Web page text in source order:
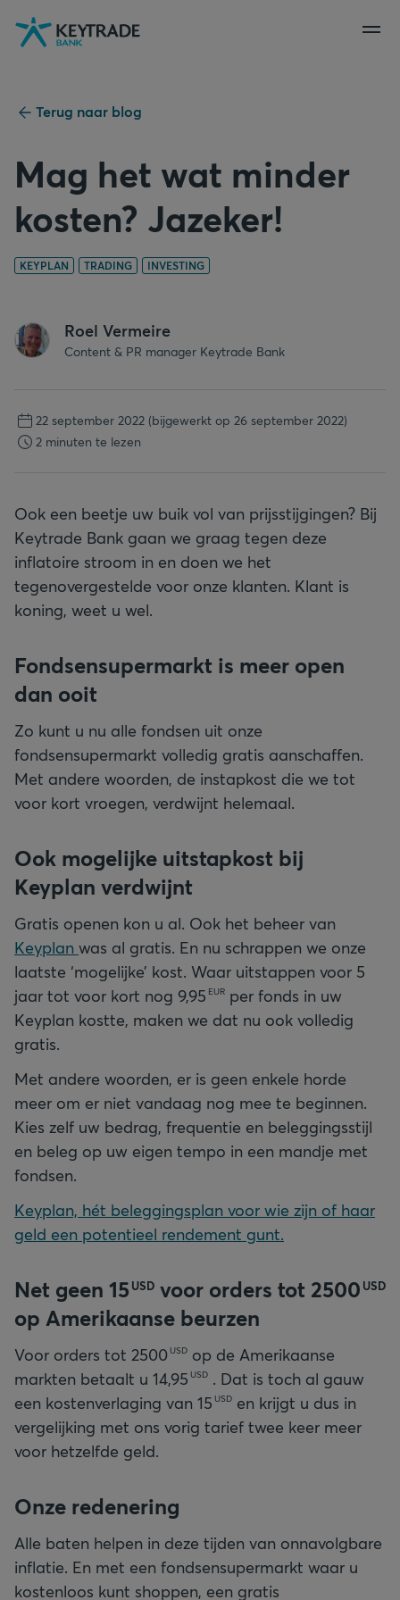
Naar
navigatie
Naar
aanmelden
Naar
inhoud
Terug naar blog
Mag het wat minder
kosten? Jazeker!
KEYPLAN TRADING INVESTING
Roel Vermeire
Content & PR manager Keytrade Bank
22 september 2022 (bijgewerkt op 26 september 2022)
2 minuten te lezen
Ook een beetje uw buik vol van prijsstijgingen? Bij
Keytrade Bank gaan we graag tegen deze
inflatoire stroom in en doen we het
tegenovergestelde voor onze klanten. Klant is
koning, weet u wel.
Fondsensupermarkt is meer open
dan ooit
Zo kunt u nu alle fondsen uit onze
fondsensupermarkt volledig gratis aanschaffen.
Met andere woorden, de instapkost die we tot
voor kort vroegen, verdwijnt helemaal.
Ook mogelijke uitstapkost bij
Keyplan verdwijnt
Gratis openen kon u al. Ook het beheer van
Keyplan was al gratis. En nu schrappen we onze
laatste ‘mogelijke’ kost. Waar uitstappen voor 5
jaar tot voor kort nog 9,95 EUR per fonds in uw
Keyplan kostte, maken we dat nu ook volledig
gratis.
Met andere woorden, er is geen enkele horde
meer om er niet vandaag nog mee te beginnen.
Kies zelf uw bedrag, frequentie en beleggingsstijl
en beleg op uw eigen tempo in een mandje met
fondsen.
Keyplan, hét beleggingsplan voor wie zijn of haar
geld een potentieel rendement gunt.
Net geen 15 USD voor orders tot 2500 USD
op Amerikaanse beurzen
Voor orders tot 2500USD op de Amerikaanse
markten betaalt u 14,95 USD . Dat is toch al gauw
een kostenverlaging van 15 USD en krijgt u dus in
vergelijking met ons vorig tarief twee keer meer
voor hetzelfde geld.
Onze redenering
Alle baten helpen in deze tijden van onnavolgbare
inflatie. En met een fondsensupermarkt waar u
kostenloos kunt shoppen, een gratis